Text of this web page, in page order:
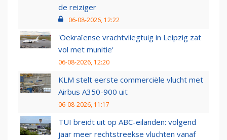
de reiziger
06-08-2026, 12:22
'Oekraïense vrachtvliegtuig in Leipzig zat
vol met munitie'
06-08-2026, 12:20
KLM stelt eerste commerciële vlucht met
Airbus A350-900 uit
06-08-2026, 11:17
TUI breidt uit op ABC-eilanden: volgend
jaar meer rechtstreekse vluchten vanaf